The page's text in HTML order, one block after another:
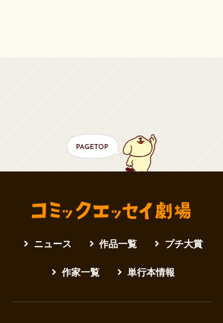
ニュース 作品一覧 プチ大賞
作家一覧 単行本情報